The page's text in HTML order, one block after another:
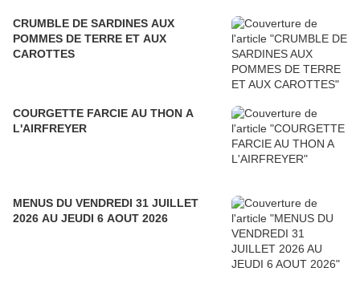
CRUMBLE DE SARDINES AUX
POMMES DE TERRE ET AUX
CAROTTES
COURGETTE FARCIE AU THON A
L'AIRFREYER
MENUS DU VENDREDI 31 JUILLET
2026 AU JEUDI 6 AOUT 2026